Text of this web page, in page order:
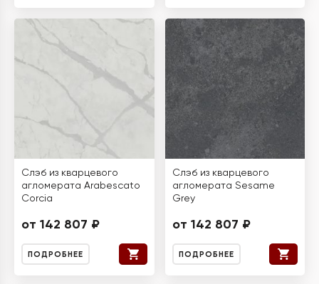
Слэб из кварцевого
агломерата Arabescato
Corcia
от 142 807 ₽
ПОДРОБНЕЕ
Слэб из кварцевого
агломерата Sesame
Grey
от 142 807 ₽
ПОДРОБНЕЕ